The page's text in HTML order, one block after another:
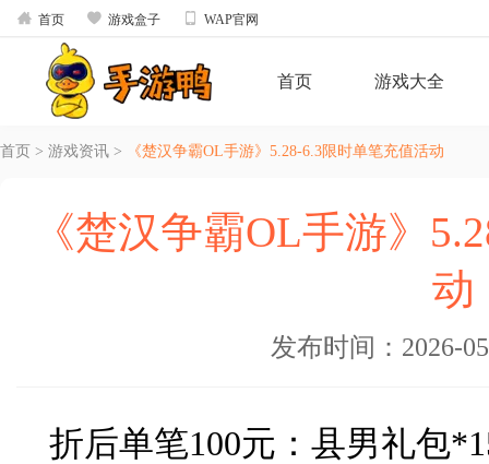
 首页  游戏盒子  WAP官网
首页 游戏大全
首页 > 游戏资讯 > 《楚汉争霸OL手游》5.28-6.3限时单笔充值活动
《楚汉争霸OL手游》
动
发布时间：2026-
折后单笔100元：县男礼包